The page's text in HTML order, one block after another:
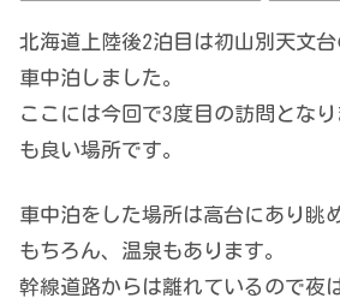
北海道上陸後2泊目は初山別天文
車中泊しました。
ここには今回で3度目の訪問とな
も良い場所です。
車中泊をした場所は高台にあり眺
もちろん、温泉もあります。
幹線道路からは離れているので夜